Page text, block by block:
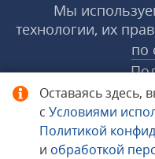
Оставаясь здесь,
с Условиями
Политикой
и обработкой
Мы
технологии, их
по
© 1998−2026